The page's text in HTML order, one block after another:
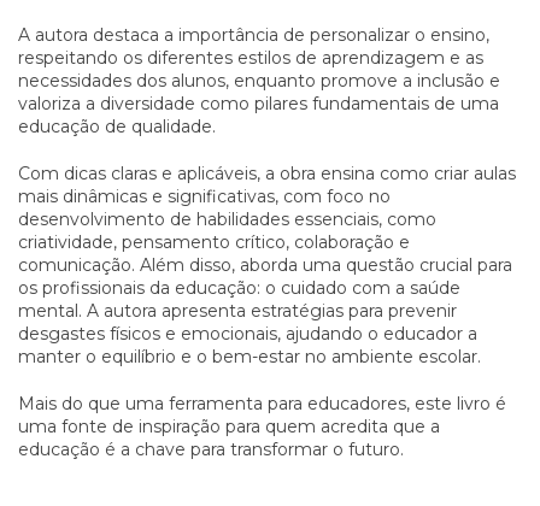
A autora destaca a importância de personalizar o ensino,
respeitando os diferentes estilos de aprendizagem e as
necessidades dos alunos, enquanto promove a inclusão e
valoriza a diversidade como pilares fundamentais de uma
educação de qualidade.
Com dicas claras e aplicáveis, a obra ensina como criar aulas
mais dinâmicas e significativas, com foco no
desenvolvimento de habilidades essenciais, como
criatividade, pensamento crítico, colaboração e
comunicação. Além disso, aborda uma questão crucial para
os profissionais da educação: o cuidado com a saúde
mental. A autora apresenta estratégias para prevenir
desgastes físicos e emocionais, ajudando o educador a
manter o equilíbrio e o bem-estar no ambiente escolar.
Mais do que uma ferramenta para educadores, este livro é
uma fonte de inspiração para quem acredita que a
educação é a chave para transformar o futuro.